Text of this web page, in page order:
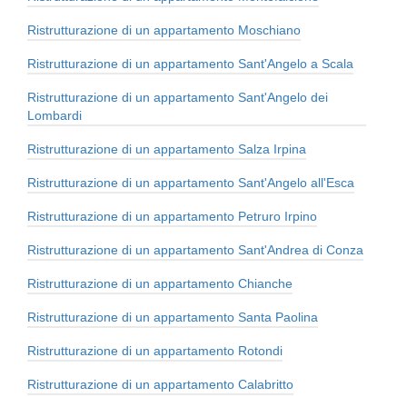
Ristrutturazione di un appartamento Moschiano
Ristrutturazione di un appartamento Sant'Angelo a Scala
Ristrutturazione di un appartamento Sant'Angelo dei
Lombardi
Ristrutturazione di un appartamento Salza Irpina
Ristrutturazione di un appartamento Sant'Angelo all'Esca
Ristrutturazione di un appartamento Petruro Irpino
Ristrutturazione di un appartamento Sant'Andrea di Conza
Ristrutturazione di un appartamento Chianche
Ristrutturazione di un appartamento Santa Paolina
Ristrutturazione di un appartamento Rotondi
Ristrutturazione di un appartamento Calabritto